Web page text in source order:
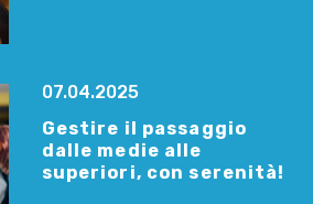
07.04.2025
Gestire il passaggio
dalle medie alle
superiori, con serenità!